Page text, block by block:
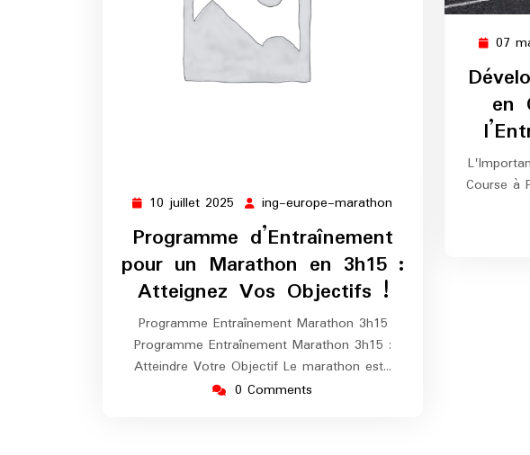
10 juillet 2025 10
juillet
2025
ing-europe-marathon
Programme d’Entraînement
pour un Marathon en 3h15 :
Atteignez Vos Objectifs !
Programme Entraînement Marathon 3h15
Programme Entraînement Marathon 3h15 :
Atteindre Votre Objectif Le marathon est…
0 Comments
07
en
Course à